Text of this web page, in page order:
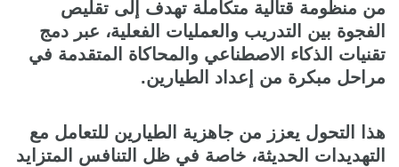
من منظومة قتالية متكاملة تهدف إلى تقليص
الفجوة بين التدريب والعمليات الفعلية، عبر دمج
تقنيات الذكاء الاصطناعي والمحاكاة المتقدمة في
مراحل مبكرة من إعداد الطيارين.
هذا التحول يعزز من جاهزية الطيارين للتعامل مع
التهديدات الحديثة، خاصة في ظل التنافس المتزايد